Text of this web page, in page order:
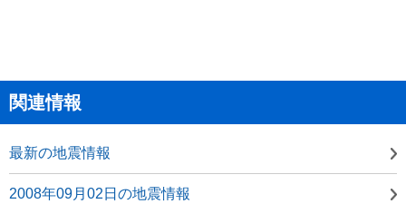
関連情報
最新の地震情報
2008年09月02日の地震情報